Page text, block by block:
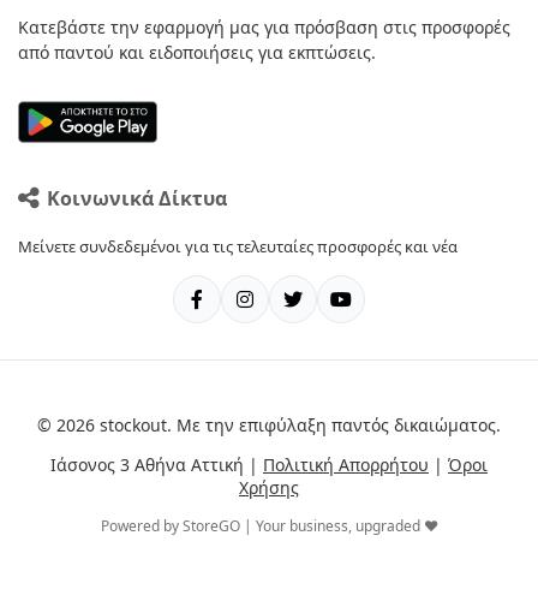
Κατεβάστε την εφαρμογή μας για πρόσβαση στις προσφορές
από παντού και ειδοποιήσεις για εκπτώσεις.
Κοινωνικά Δίκτυα
Μείνετε συνδεδεμένοι για τις τελευταίες προσφορές και νέα
© 2026 stockout. Με την επιφύλαξη παντός δικαιώματος.
Ιάσονος 3 Αθήνα Αττική | Πολιτική Απορρήτου | Όροι
Χρήσης
Powered by StoreGO | Your business, upgraded ❤️